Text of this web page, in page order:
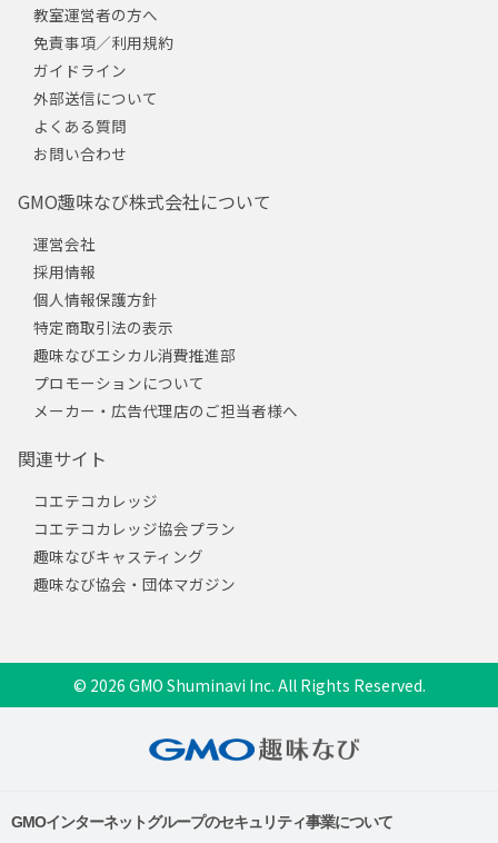
教室運営者の方へ
免責事項／利用規約
ガイドライン
外部送信について
よくある質問
お問い合わせ
GMO趣味なび株式会社について
運営会社
採用情報
個人情報保護方針
特定商取引法の表示
趣味なびエシカル消費推進部
プロモーションについて
メーカー・広告代理店のご担当者様へ
関連サイト
コエテコカレッジ
コエテコカレッジ協会プラン
趣味なびキャスティング
趣味なび協会・団体マガジン
© 2026 GMO Shuminavi Inc. All Rights Reserved.